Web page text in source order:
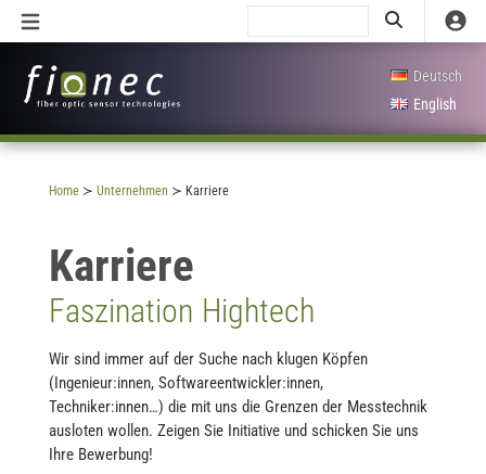
Deutsch
English
Home≻ Unternehmen ≻ Karriere
Karriere
Faszination Hightech
Wir sind immer auf der Suche nach klugen Köpfen
(Ingenieur:innen, Softwareentwickler:innen,
Techniker:innen…) die mit uns die Grenzen der Messtechnik
ausloten wollen. Zeigen Sie Initiative und schicken Sie uns
Ihre Bewerbung!